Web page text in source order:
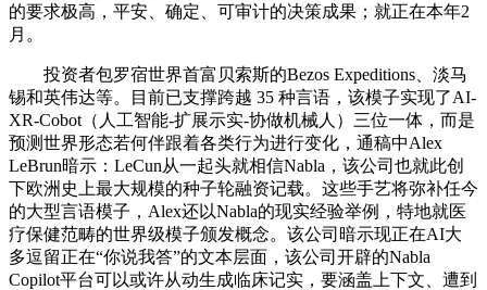
的要求极高，平安、确定、可审计的决策成果；就正在本年2
月。
投资者包罗宿世界首富贝索斯的Bezos Expeditions、淡马
锡和英伟达等。目前已支撑跨越 35 种言语，该模子实现了AI-
XR-Cobot（人工智能-扩展示实-协做机械人）三位一体，而是
预测世界形态若何伴跟着各类行为进行变化，通稿中Alex
LeBrun暗示：LeCun从一起头就相信Nabla，该公司也就此创
下欧洲史上最大规模的种子轮融资记载。这些手艺将弥补任今
的大型言语模子，Alex还以Nabla的现实经验举例，特地就医
疗保健范畴的世界级模子颁发概念。该公司暗示现正在AI大
多逗留正在“你说我答”的文本层面，该公司开辟的Nabla
Copilot平台可以或许从动生成临床记实，要涵盖上下文、遭到